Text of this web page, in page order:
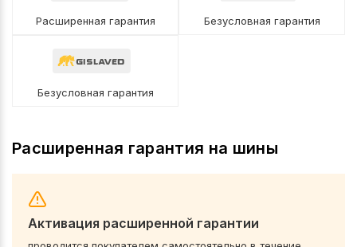
Расширенная гарантия на шины
Активация расширенной гарантии
Расширенная гарантия Безусловная гарантия
Безусловная гарантия